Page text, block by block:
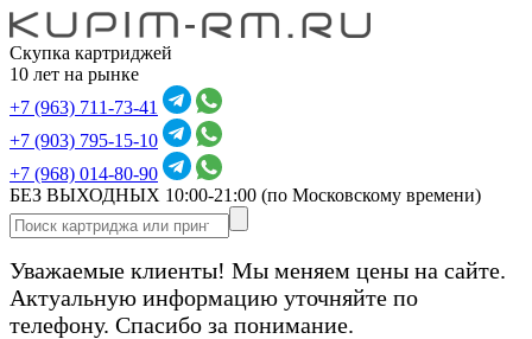
Скупка картриджей
10 лет на рынке
+7 (963) 711-73-41
+7 (903) 795-15-10
+7 (968) 014-80-90
БЕЗ ВЫХОДНЫХ 10:00-21:00 (по Московскому времени)
Уважаемые клиенты! Мы меняем цены на сайте.
Актуальную информацию уточняйте по
телефону. Спасибо за понимание.